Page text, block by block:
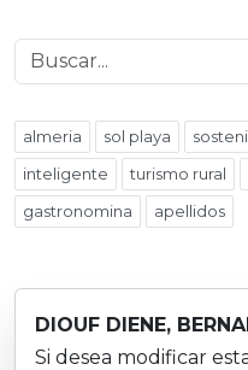
almeria sol playa
inteligente
turismo rural
gastronomina
apellidos
DIOUF DIENE,
Si desea modificar